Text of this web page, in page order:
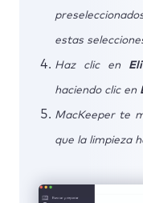
estas
Haz clic en
haciendo clic en
MacKeeper te
que la limpieza